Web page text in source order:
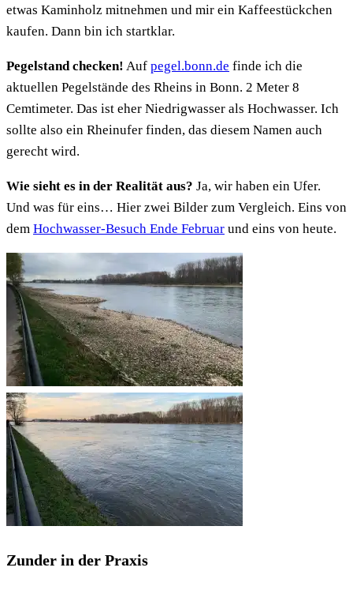
etwas Kaminholz mitnehmen und mir ein Kaffeestückchen
kaufen. Dann bin ich startklar.
Pegelstand checken! Auf pegel.bonn.de finde ich die
aktuellen Pegelstände des Rheins in Bonn. 2 Meter 8
Cemtimeter. Das ist eher Niedrigwasser als Hochwasser. Ich
sollte also ein Rheinufer finden, das diesem Namen auch
gerecht wird.
Wie sieht es in der Realität aus? Ja, wir haben ein Ufer.
Und was für eins… Hier zwei Bilder zum Vergleich. Eins von
dem Hochwasser-Besuch Ende Februar und eins von heute.
Zunder in der Praxis